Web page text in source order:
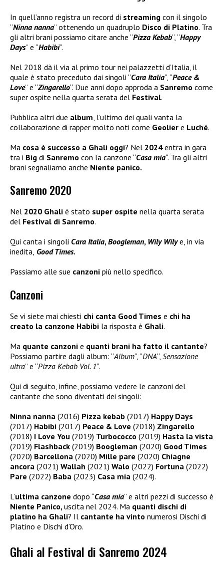
In quell’anno registra un record di streaming con il singolo
“Ninna nanna” ottenendo un quadruplo Disco di Platino. Tra
gli altri brani possiamo citare anche “Pizza Kebab“, “Happy
Days” e “Habibi“.
Nel 2018 dà il via al primo tour nei palazzetti d’Italia, il
quale è stato preceduto dai singoli “Cara Italia“, “Peace &
Love” e “Zingarello“. Due anni dopo approda a Sanremo come
super ospite nella quarta serata del Festival.
Pubblica altri due album , l’ultimo dei quali vanta la
collaborazione di rapper molto noti come Geolier e Luché.
Ma cosa è successo a Ghali oggi? Nel 2024entra in gara
tra i Big di Sanremo con la canzone “Casa mia“. Tra gli altri
brani segnaliamo anche Niente panico.
Sanremo 2020
Nel 2020 Ghali è stato super ospite nella quarta serata
del Festival di Sanremo.
Qui canta i singoli Cara Italia,Boogleman, Wily Wilye, in via
inedita, Good Times.
Passiamo alle sue canzoni più nello specifico.
Canzoni
Se vi siete mai chiesti chi canta Good Times e chi ha
creato la canzone Habibi la risposta è Ghali.
Ma quante canzoni e quanti brani ha fatto il cantante?
Possiamo partire dagli album: “Album“, “DNA“, Sensazione
ultra” e “Pizza Kebab Vol. 1“.
Qui di seguito, infine, possiamo vedere le canzoni del
cantante che sono diventati dei singoli:
Ninna nanna (2016) Pizza kebab (2017) Happy Days
(2017) Habibi (2017) Peace & Love (2018) Zingarello
(2018) I Love You (2019) Turbococco (2019) Hasta la vista
(2019) Flashback (2019) Boogleman (2020) Good Times
(2020) Barcellona (2020) Mille pare (2020) Chiagne
ancora (2021) Wallah (2021) Walo (2022) Fortuna (2022)
Pare (2022) Baba (2023) Casa mia (2024).
L’ultima canzone dopo “Casa mia” e altri pezzi di successo è
Niente Panico, uscita nel 2024. Ma quanti dischi di
platino ha Ghali? Il cantante ha vinto numerosi Dischi di
Platino e Dischi d’Oro.
Ghali al Festival di Sanremo 2024